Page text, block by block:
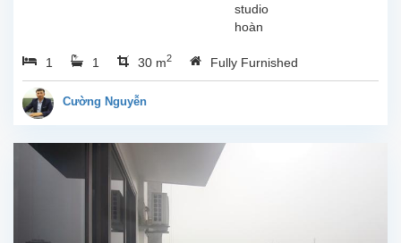
studio
hoàn
mới tại
Trịnh
1 1 30 m2 Fully Furnished
Cường Nguyễn